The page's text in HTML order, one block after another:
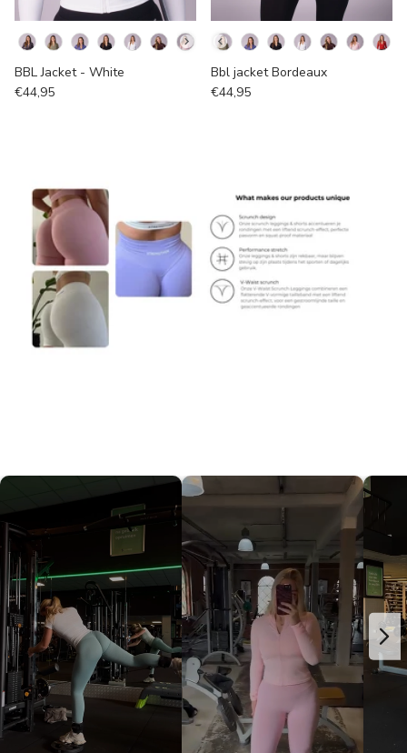
Kleur
BBL Jacket - White
€44,95
Kleur
Bbl jacket Bordeaux
€44,95